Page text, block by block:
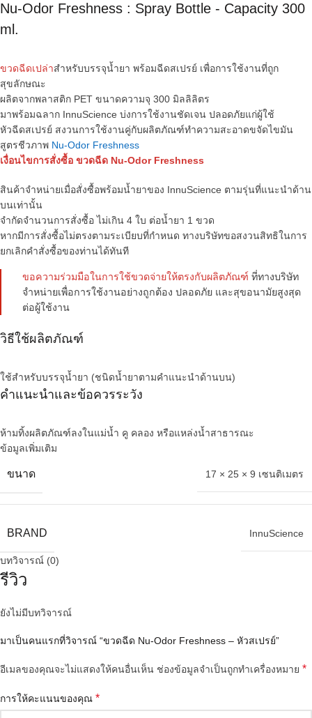
Nu-Odor Freshness : Spray Bottle - Capacity 300
ml.
ขวดฉีดเปล่าสำหรับบรรจุน้ำยา พร้อมฉีดสเปรย์ เพื่อการใช้งานที่ถูก
สุขลักษณะ
ผลิตจากพลาสติก PET ขนาดความจุ 300 มิลลิลิตร
มาพร้อมฉลาก InnuScience บ่งการใช้งานชัดเจน ปลอดภัยแก่ผู้ใช้
หัวฉีดสเปรย์ สงวนการใช้งานคู่กับผลิตภัณฑ์ทำความสะอาดขจัดไขมัน
สูตรชีวภาพ Nu-Odor Freshness
เงื่อนไขการสั่งซื้อ ขวดฉีด Nu-Odor Freshness
สินค้าจำหน่ายเมื่อสั่งซื้อพร้อมน้ำยาของ InnuScience ตามรุ่นที่แนะนำด้าน
บนเท่านั้น
จำกัดจำนวนการสั่งซื้อ ไม่เกิน 4 ใบ ต่อน้ำยา 1 ขวด
หากมีการสั่งซื้อไม่ตรงตามระเบียบที่กำหนด ทางบริษัทขอสงวนสิทธิในการ
ยกเลิกคำสั่งซื้อของท่านได้ทันที
ขอความร่วมมือในการใช้ขวดจ่ายให้ตรงกับผลิตภัณฑ์ ที่ทางบริษัท
จำหน่ายเพื่อการใช้งานอย่างถูกต้อง ปลอดภัย และสุขอนามัยสูงสุด
ต่อผู้ใช้งาน
วิธีใช้ผลิตภัณฑ์
ใช้สำหรับบรรจุน้ำยา (ชนิดน้ำยาตามคำแนะนำด้านบน)
คำแนะนำและข้อควรระวัง
ห้ามทิ้งผลิตภัณฑ์ลงในแม่น้ำ คู คลอง หรือแหล่งน้ำสาธารณะ
ข้อมูลเพิ่มเติม
ขนาด 17 × 25 × 9 เซนติเมตร
BRAND InnuScience
บทวิจารณ์ (0)
รีวิว
ยังไม่มีบทวิจารณ์
มาเป็นคนแรกที่วิจารณ์ “ขวดฉีด Nu-Odor Freshness – หัวสเปรย์”
อีเมลของคุณจะไม่แสดงให้คนอื่นเห็น ช่องข้อมูลจำเป็นถูกทำเครื่องหมาย *
การให้คะแนนของคุณ *